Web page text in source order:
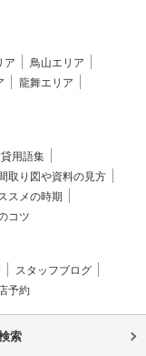
ア
鳥山エリア
龍舞エリア
用語集
取り図や資料の見方
スメの時期
コツ
スタッフブログ
予約
索